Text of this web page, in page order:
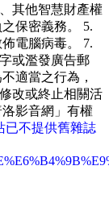
其他智慧財產權
保密義務。 5.
電腦病毒。 7.
或濫發廣告郵
適當之行為，
改或終止相關活
影音網」有權
已不提供舊雜誌